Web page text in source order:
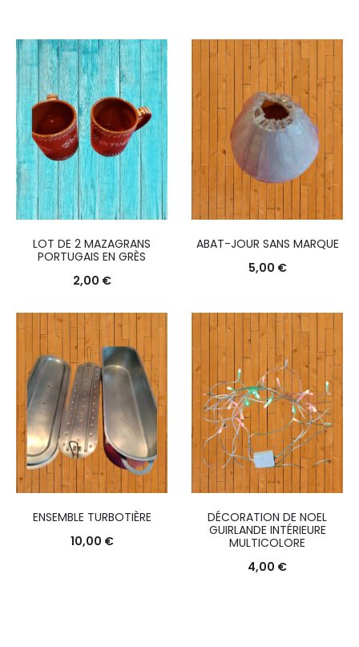
LOT DE 2 MAZAGRANS
PORTUGAIS EN GRÈS
2,00 €
ABAT-JOUR SANS MARQUE
5,00 €
ENSEMBLE TURBOTIÈRE
10,00 €
DÉCORATION DE NOEL
GUIRLANDE INTÉRIEURE
MULTICOLORE
4,00 €